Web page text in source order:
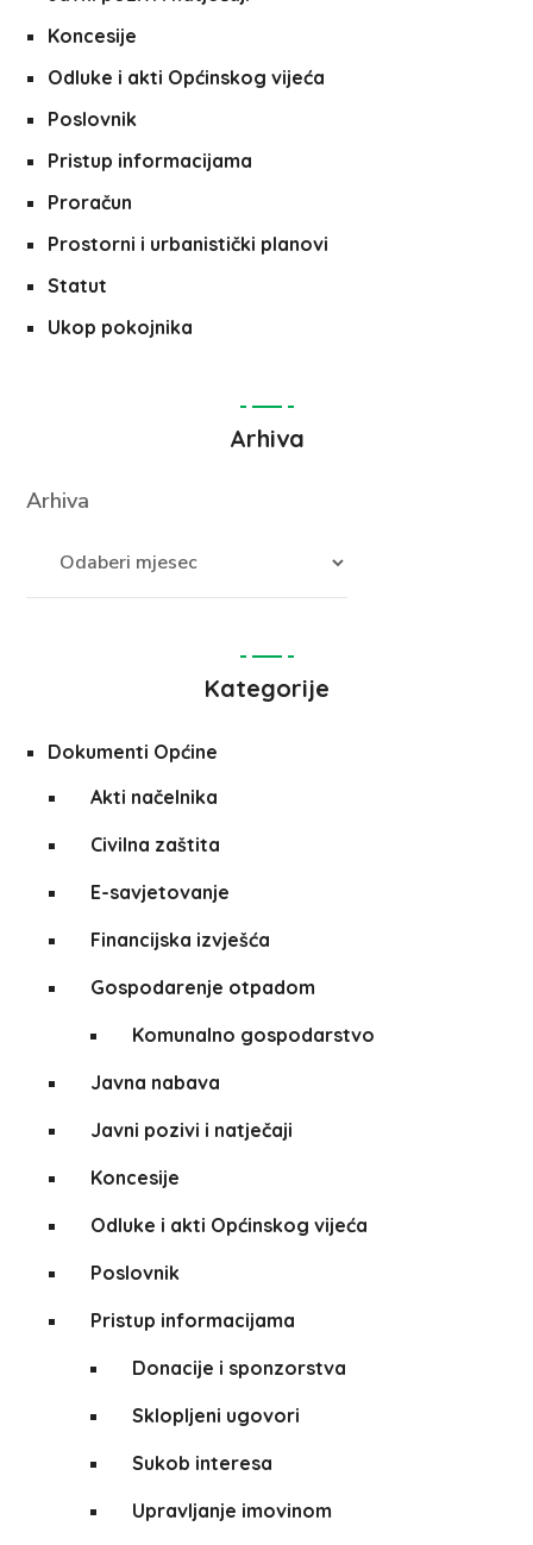
Koncesije
Odluke i akti Općinskog vijeća
Poslovnik
Pristup informacijama
Proračun
Prostorni i urbanistički planovi
Statut
Ukop pokojnika
Arhiva
Arhiva
Kategorije
Dokumenti Općine
Akti načelnika
Civilna zaštita
E-savjetovanje
Financijska izvješća
Gospodarenje otpadom
Komunalno gospodarstvo
Javna nabava
Javni pozivi i natječaji
Koncesije
Odluke i akti Općinskog vijeća
Poslovnik
Pristup informacijama
Donacije i sponzorstva
Sklopljeni ugovori
Sukob interesa
Upravljanje imovinom